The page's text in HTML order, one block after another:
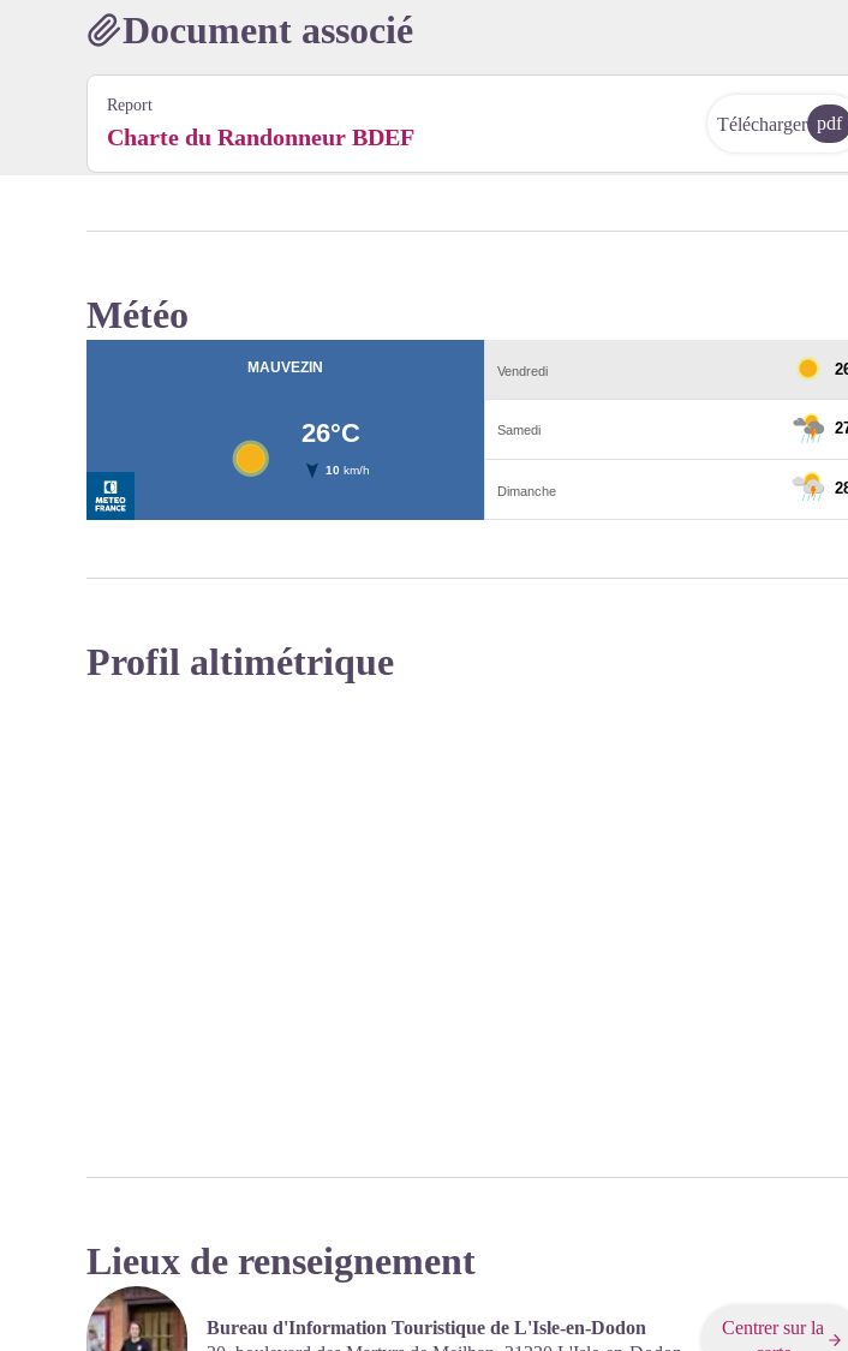
Document associé
Report
Charte du Randonneur BDEF Télécharger pdf
Météo
Profil altimétrique
Lieux de renseignement
Bureau d'Information Touristique de L'Isle-en-Dodon
Centrer sur la